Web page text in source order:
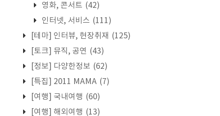
영화, 콘서트 (42)
인터넷, 서비스 (111)
[테마] 인터뷰, 현장취재 (125)
[토크] 뮤직, 공연 (43)
[정보] 다양한정보 (62)
[특집] 2011 MAMA (7)
[여행] 국내여행 (60)
[여행] 해외여행 (13)